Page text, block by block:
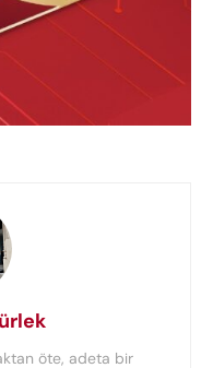
öte, adeta bir